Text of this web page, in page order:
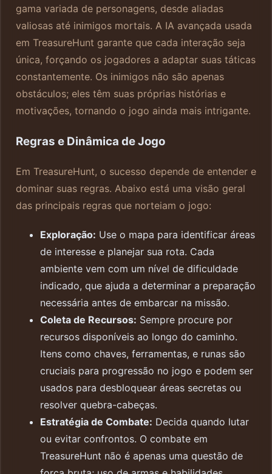
gama variada de personagens, desde aliadas
valiosas até inimigos mortais. A IA avançada usada
em TreasureHunt garante que cada interação seja
única, forçando os jogadores a adaptar suas táticas
constantemente. Os inimigos não são apenas
obstáculos; eles têm suas próprias histórias e
motivações, tornando o jogo ainda mais intrigante.
Regras e Dinâmica de Jogo
Em TreasureHunt, o sucesso depende de entender e
dominar suas regras. Abaixo está uma visão geral
das principais regras que norteiam o jogo:
Exploração: Use o mapa para identificar áreas
de interesse e planejar sua rota. Cada
ambiente vem com um nível de dificuldade
indicado, que ajuda a determinar a preparação
necessária antes de embarcar na missão.
Coleta de Recursos: Sempre procure por
recursos disponíveis ao longo do caminho.
Itens como chaves, ferramentas, e runas são
cruciais para progressão no jogo e podem ser
usados para desbloquear áreas secretas ou
resolver quebra-cabeças.
Estratégia de Combate: Decida quando lutar
ou evitar confrontos. O combate em
TreasureHunt não é apenas uma questão de